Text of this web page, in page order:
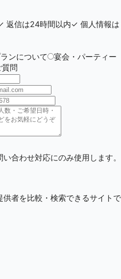
返信は24時間以内✓ 個人情報は
ンについて
宴会・パーティー
問
合わせ対応にのみ使用します。
者を比較・検索できるサイトで